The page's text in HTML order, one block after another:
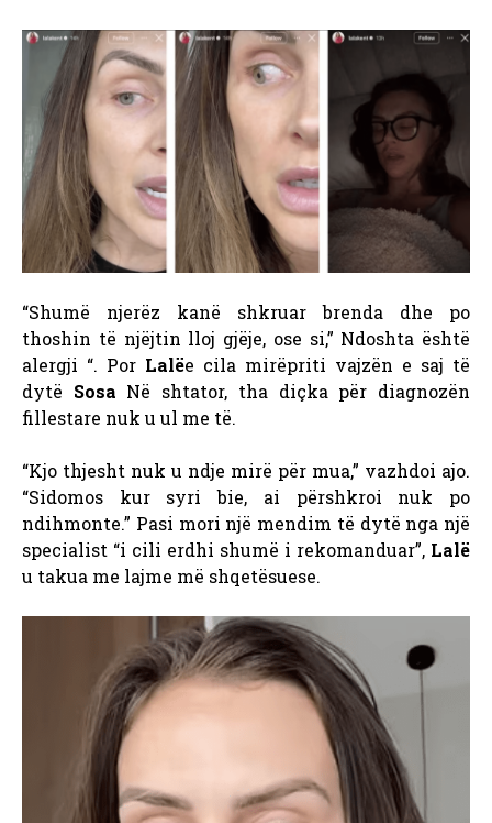
“Shumë njerëz kanë shkruar brenda dhe po
thoshin të njëjtin lloj gjëje, ose si,” Ndoshta është
alergji “. Por Lalëe cila mirëpriti vajzën e saj të
dytë Sosa Në shtator, tha diçka për diagnozën
fillestare nuk u ul me të.
“Kjo thjesht nuk u ndje mirë për mua,” vazhdoi ajo.
“Sidomos kur syri bie, ai përshkroi nuk po
ndihmonte.” Pasi mori një mendim të dytë nga një
specialist “i cili erdhi shumë i rekomanduar”, Lalë
u takua me lajme më shqetësuese.